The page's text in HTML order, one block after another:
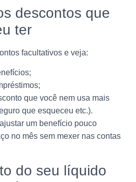
descontos que
ter
facultativos e veja:
que você nem usa mais
que esqueceu etc.).
um benefício pouco
no mês sem mexer nas contas
do seu líquido